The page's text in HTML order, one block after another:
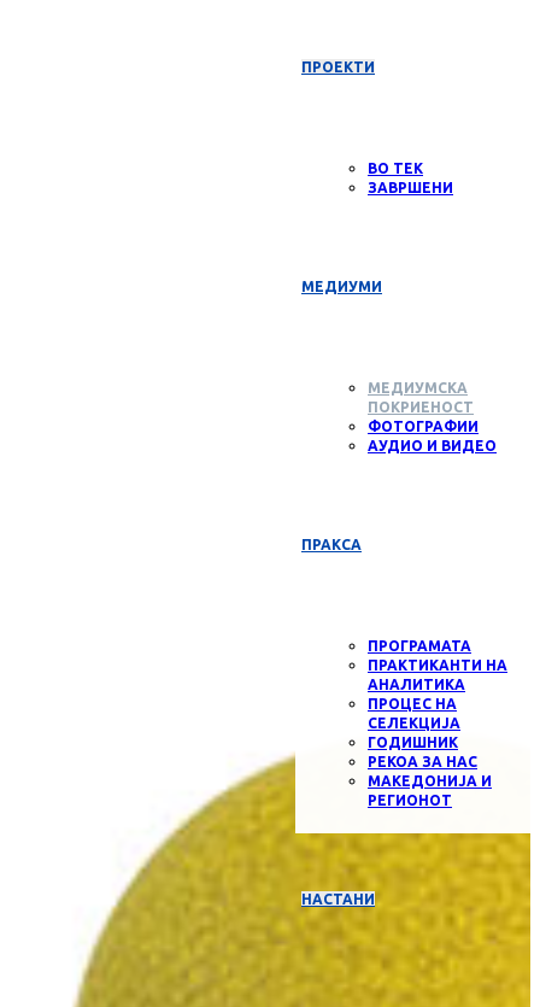
ПРОЕКТИ
ВО ТЕК
ЗАВРШЕНИ
МЕДИУМИ
МЕДИУМСКА
ПОКРИЕНОСТ
ФОТОГРАФИИ
АУДИО И ВИДЕО
ПРАКСА
ПРОГРАМАТА
ПРАКТИКАНТИ НА
АНАЛИТИКА
ПРОЦЕС НА
СЕЛЕКЦИЈА
ГОДИШНИК
РЕКОА ЗА НАС
МАКЕДОНИЈА И
РЕГИОНОТ
НАСТАНИ